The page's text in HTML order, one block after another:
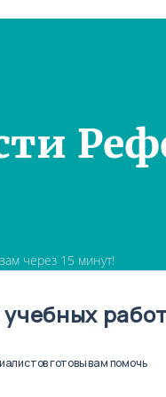
через 15 минут!
работ
готовы вам помочь